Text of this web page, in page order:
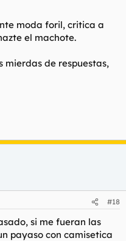
moda foril, critica a
el machote.
mierdas de respuestas,
#18
si me fueran las
payaso con camisetica